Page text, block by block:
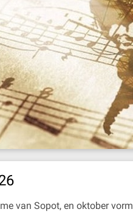
van Sopot, en oktober